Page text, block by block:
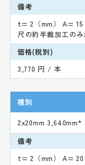
備考
t= 2（mm） A= 15
尺の約半裁加工の
価格(税別)
3,770 円 / 本
種別
2x20mm 3,640mm*
備考
t= 2（mm） A= 20